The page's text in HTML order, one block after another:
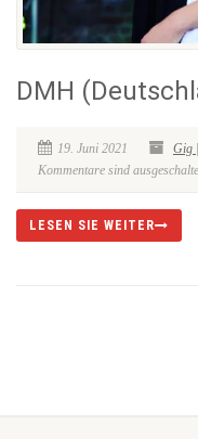
DMH
19. Juni 2021 Gig
Kommentare sind
LESEN SIE WEITER